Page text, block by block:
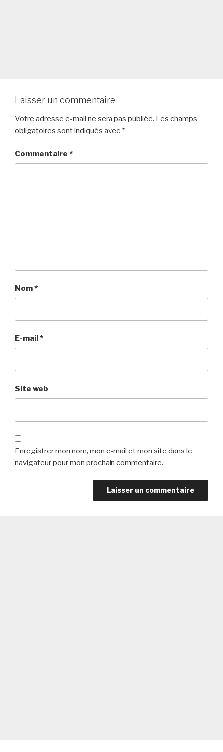
Laisser un commentaire
Votre adresse e-mail ne sera pas publiée. Les champs
obligatoires sont indiqués avec *
Commentaire *
Nom*
E-mail*
Site web
Enregistrer mon nom, mon e-mail et mon site dans le
navigateur pour mon prochain commentaire.